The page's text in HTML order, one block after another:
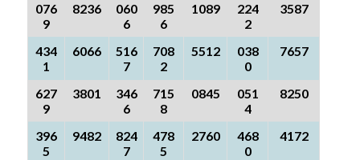
076
9
8236
060
6
985
6
1089
224
2
3587
434
1
6066
516
7
708
2
5512
038
0
7657
627
9
3801
346
6
715
8
0845
051
4
8250
396
5
9482
824
7
478
5
2760
468
0
4172